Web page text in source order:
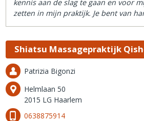
kennis aan de slag te gaan en voor
zetten in mijn praktijk. Je bent van
Shiatsu Massagepraktijk
Patrizia Bigonzi
Helmlaan 50
2015 LG Haarlem
0638875914